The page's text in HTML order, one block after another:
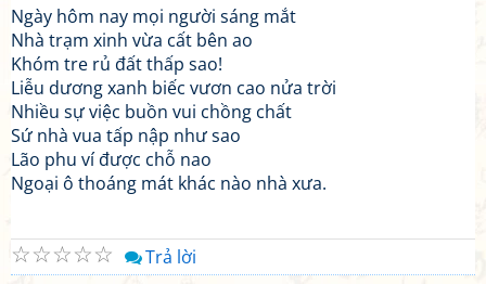
Ngày hôm nay mọi người sáng mắt
Nhà trạm xinh vừa cất bên ao
Khóm tre rủ đất thấp sao!
Liễu dương xanh biếc vươn cao nửa trời
Nhiều sự việc buồn vui chồng chất
Sứ nhà vua tấp nập như sao
Lão phu ví được chỗ nao
Ngoại ô thoáng mát khác nào nhà xưa.
☆
☆
☆
☆
☆ Trả lời